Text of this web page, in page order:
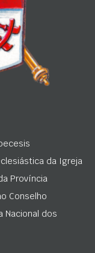
da Igreja
Província
Conselho
Nacional dos